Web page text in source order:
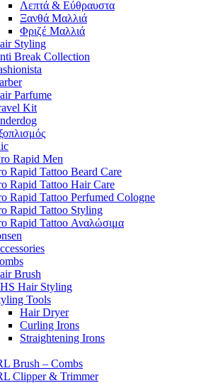
Λεπτά & Εύθραυστα
Ξανθά Μαλλιά
Φριζέ Μαλλιά
Styling
Break Collection
Parfume
Kit
Rapid Men
Rapid Tattoo Beard Care
Rapid Tattoo Hair Care
Rapid Tattoo Perfumed Cologne
Rapid Tattoo Styling
Rapid Tattoo Αναλώσιμα
Brush
Hair Styling
Tools
Hair Dryer
Curling Irons
Straightening Irons
Brush – Combs
Clipper & Trimmer